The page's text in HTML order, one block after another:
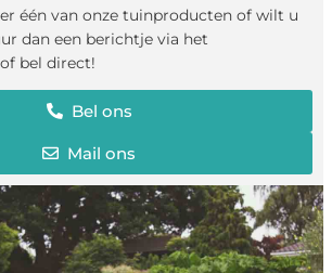
één van onze tuinproducten of wilt u
dan een berichtje via het
of bel direct!
Bel ons
Mail ons